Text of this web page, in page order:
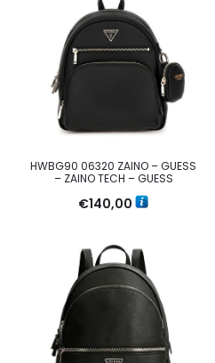
HWBG90 06320 ZAINO – GUESS
– ZAINO TECH – GUESS
€140,00